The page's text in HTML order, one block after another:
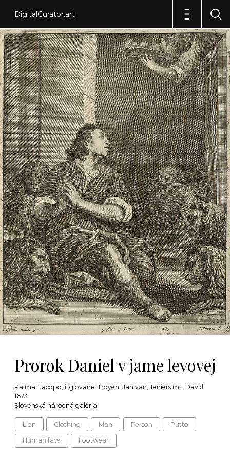
DigitalCurator.art
Prorok Daniel v jame levovej
Palma, Jacopo, il giovane, Troyen, Jan van, Teniers ml., David
1673
Slovenská národná galéria
Lion Clothing Man Person Putto
Human face Footwear